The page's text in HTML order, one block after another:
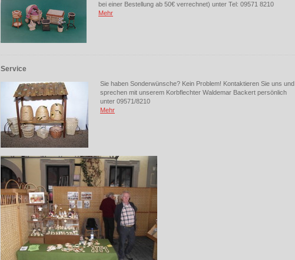
bei einer Bestellung ab 50€ verrechnet) unter Tel: 09571 8210
Mehr
Service
Sie haben Sonderwünsche? Kein Problem! Kontaktieren Sie uns und
sprechen mit unserem Korbflechter Waldemar Backert persönlich
unter 09571/8210
Mehr